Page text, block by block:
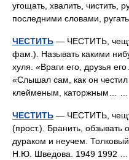
угощать, хвалить, чистить,
последними словами,
ЧЕСТИТЬ — ЧЕСТИТЬ, чещу,
фам.). Называть какими
хуля. «Враги его, друзья
«Слышал сам, как он
клейменым, каторжным…
ЧЕСТИТЬ — ЧЕСТИТЬ, чещу,
(прост.). Бранить,
дураком и неучем.
Н.Ю. Шведова. 1949 1992